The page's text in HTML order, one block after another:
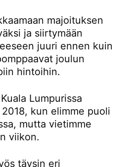
majoituksen
ja siirtymään
juuri ennen kuin
joulun
hintoihin.
Lumpurissa
kun elimme puoli
mutta vietimme
viikon.
täysin eri